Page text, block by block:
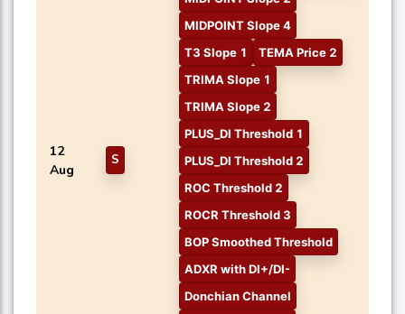
12
Aug
S
MIDPOINT Slope 4
T3 Slope 1
TEMA Price 2
TRIMA Slope 1
TRIMA Slope 2
PLUS_DI Threshold 1
PLUS_DI Threshold 2
ROC Threshold 2
ROCR Threshold 3
BOP Smoothed Threshold
ADXR with DI+/DI-
Donchian Channel